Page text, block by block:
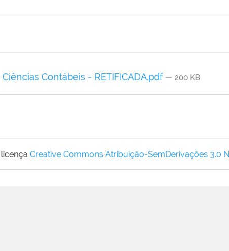
Contábeis - RETIFICADA.pdf — 200 KB
Creative Commons Atribuição-SemDerivações 3.0